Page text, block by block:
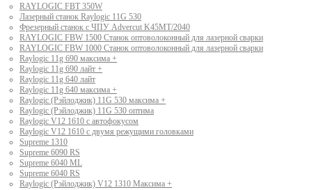
RAYLOGIC FBT 350W
Лазерный станок Raylogic 11G 530
Фрезерный станок с ЧПУ Advercut K45MT/2040
RAYLOGIC FBW 1500 Станок оптоволоконный для лазерной сварки
RAYLOGIC FBW 1000 Станок оптоволоконный для лазерной сварки
Raylogic 11g 690 максима +
Raylogic 11g 690 лайт +
Raylogic 11g 640 лайт
Raylogic 11g 640 максима +
Raylogic (Рэйлоджик) 11G 530 максима +
Raylogic (Рэйлоджик) 11G 530 оптима
Raylogic V12 1610 с автофокусом
Raylogic V12 1610 с двумя режущими головками
Supreme 1310
Supreme 6090 RS
Supreme 6040 ML
Supreme 6040 RS
Raylogic (Рэйлоджик) V12 1310 Максима +